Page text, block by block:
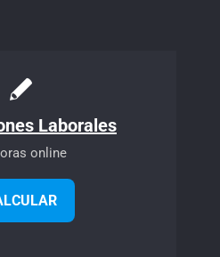
Laborales
online